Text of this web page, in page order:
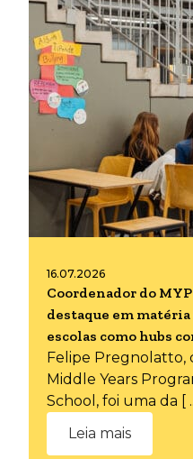
16.07.2026
Coordenador do
destaque em
escolas como hubs
Felipe Pregnolatto,
Middle Years
School, foi uma da [
Leia mais